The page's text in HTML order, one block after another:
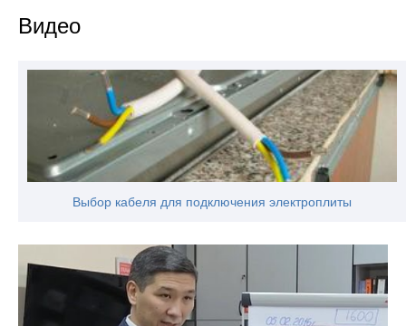
Видео
Выбор кабеля для подключения электроплиты